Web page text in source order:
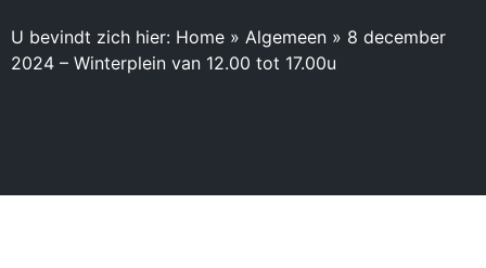
U bevindt zich hier: Home » Algemeen » 8 december
2024 – Winterplein van 12.00 tot 17.00u